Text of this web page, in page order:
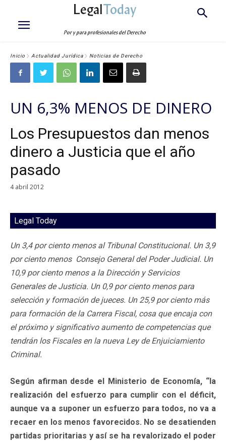
LegalToday
Por y para profesionales del Derecho
Inicio Actualidad Jurídica Noticias de Derecho
UN 6,3% MENOS DE DINERO
Los Presupuestos dan menos
dinero a Justicia que el año
pasado
4 abril 2012
Legal Today
Un 3,4 por ciento menos al Tribunal Constitucional. Un 3,9
por ciento menos Consejo General del Poder Judicial. Un
10,9 por ciento menos a la Dirección y Servicios
Generales de Justicia. Un 0,9 por ciento menos para
selección y formación de jueces. Un 25,9 por ciento más
para formación de la Carrera Fiscal, cosa que encaja con
el próximo y significativo aumento de competencias que
tendrán los Fiscales en la nueva Ley de Enjuiciamiento
Criminal.
Según afirman desde el Ministerio de Economía, “la
realización del esfuerzo para cumplir con el déficit,
aunque va a suponer un esfuerzo para todos, no va a
recaer en los menos favorecidos. No se desatienden
partidas prioritarias y así se ha revalorizado el poder